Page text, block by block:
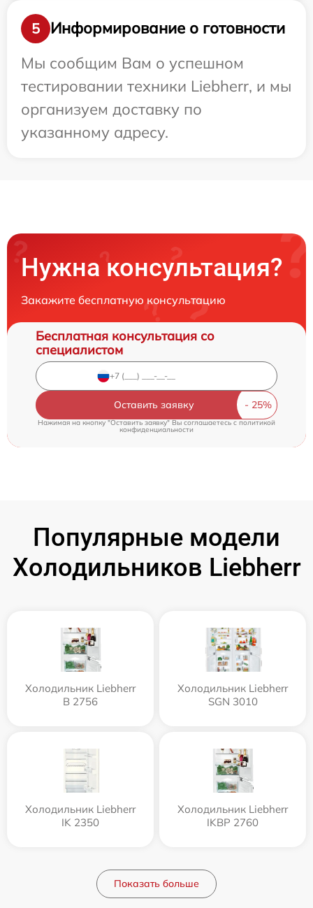
5
Информирование о готовности
Мы сообщим Вам о успешном
тестировании техники Liebherr, и мы
организуем доставку по
указанному адресу.
Нужна консультация?
Закажите бесплатную консультацию
Бесплатная консультация со
специалистом
Оставить заявку
Нажимая на кнопку "Оставить заявку" Вы соглашаетесь cполитикой
конфиденциальности
Популярные модели
Холодильников Liebherr
Холодильник Liebherr
B 2756
Холодильник Liebherr
SGN 3010
Холодильник Liebherr
IK 2350
Холодильник Liebherr
IKBP 2760
Показать больше